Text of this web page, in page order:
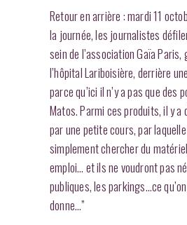
Retour en arrière : mardi 11
la journée, les journalistes
sein de l’association Gaïa
l’hôpital Lariboisière, derrière
parce qu’ici il n’y a pas que
Matos. Parmi ces produits, il y
par une petite cours, par
simplement chercher du
emploi… et ils ne voudront pas
publiques, les parkings…ce
donne…”